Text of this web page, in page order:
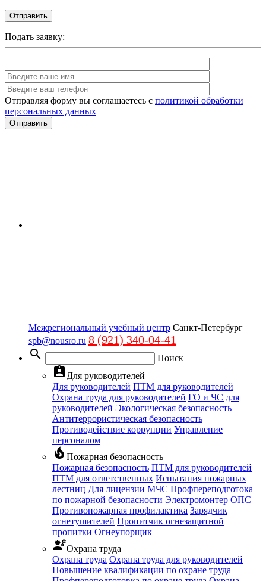
Подать заявку:
Отправляя форму вы соглашаетесь с политикой обработки
персональных данных
Межрегиональный учебный центр Санкт-Петербург
spb@nousro.ru 8 (921) 340-04-41
search Поиск
assignment_ind Для руководителей
Для руководителей ПТМ для руководителей
Охрана труда для руководителей ГО и ЧС для
руководителей Экологическая безопасность
Антитеррористическая безопасность
Противодействие коррупции Управление
персоналом
local_fire_department Пожарная безопасность
Пожарная безопасность ПТМ для руководителей
ПТМ для ответственных Испытания пожарных
лестниц Для лицензии МЧС Профпереподготока
по пожарной безопасности Электромонтер ОПС
Противопожарная профилактика Зарядчик
огнетушителей Пропитчик огнезащитной
пропитки Огнеупорщик
engineeringОхрана труда
Охрана труда Охрана труда для руководителей
Повышение квалификации по охране труда